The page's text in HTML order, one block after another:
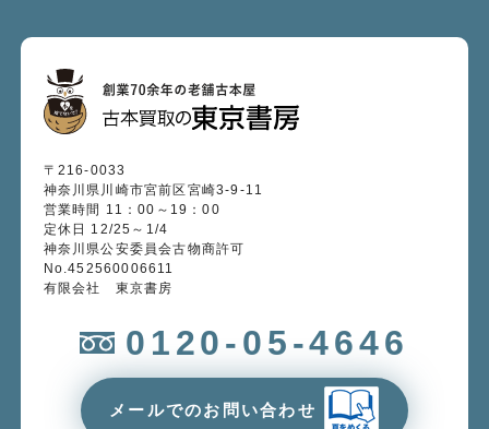
〒216-0033
神奈川県川崎市宮前区宮崎3-9-11
営業時間 11：00～19：00
定休日 12/25～1/4
神奈川県公安委員会古物商許可
No.452560006611
有限会社 東京書房
0120-05-4646
メールでのお問い合わせ